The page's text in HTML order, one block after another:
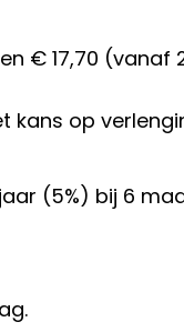
€ 17,70
kans op
(5%) bij 6